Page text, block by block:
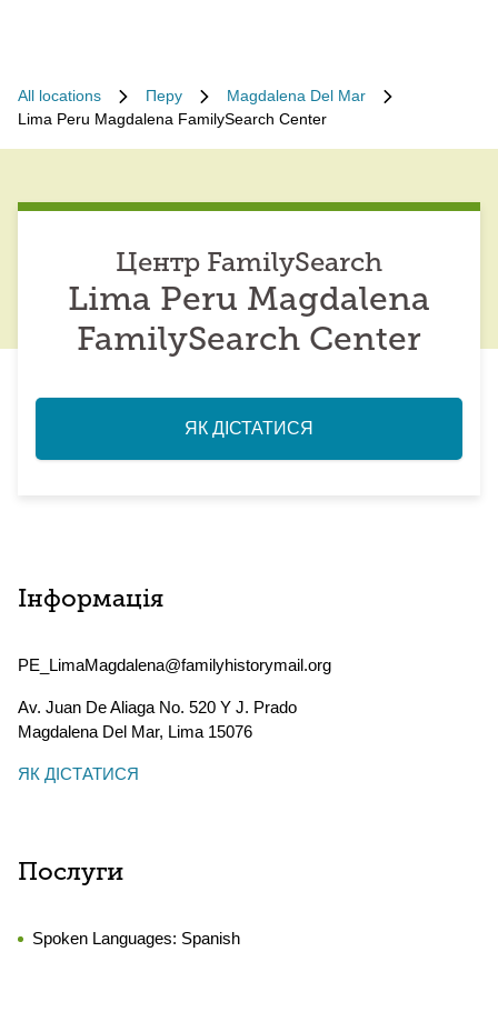
All locations Перу
Magdalena Del Mar
Lima Peru Magdalena FamilySearch Center
Центр FamilySearch
Lima Peru Magdalena
FamilySearch Center
ЯК ДІСТАТИСЯ
Інформація
PE_LimaMagdalena@familyhistorymail.org
Av. Juan De Aliaga No. 520 Y J. Prado
Magdalena Del Mar, Lima 15076
ЯК ДІСТАТИСЯ
Послуги
Spoken Languages: Spanish